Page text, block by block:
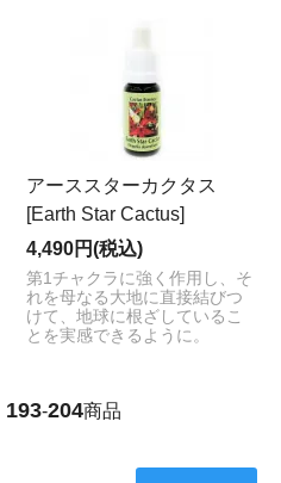
アーススターカクタス
[Earth Star Cactus]
4,490円(税込)
第1チャクラに強く作用し、そ
れを母なる大地に直接結びつ
けて、地球に根ざしているこ
とを実感できるように。
193-204商品